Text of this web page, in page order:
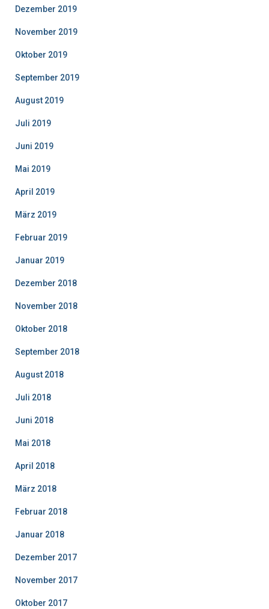
Dezember 2019
November 2019
Oktober 2019
September 2019
August 2019
Juli 2019
Juni 2019
Mai 2019
April 2019
März 2019
Februar 2019
Januar 2019
Dezember 2018
November 2018
Oktober 2018
September 2018
August 2018
Juli 2018
Juni 2018
Mai 2018
April 2018
März 2018
Februar 2018
Januar 2018
Dezember 2017
November 2017
Oktober 2017